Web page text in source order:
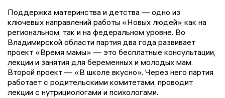
Поддержка материнства и детства — одно из
ключевых направлений работы «Новых людей» как на
региональном, так и на федеральном уровне. Во
Владимирской области партия два года развивает
проект «Время мамы» — это бесплатные консультации,
лекции и занятия для беременных и молодых мам.
Второй проект — «В школе вкусно». Через него партия
работает с родительскими комитетами, проводит
лекции с нутрициологами и психологами.